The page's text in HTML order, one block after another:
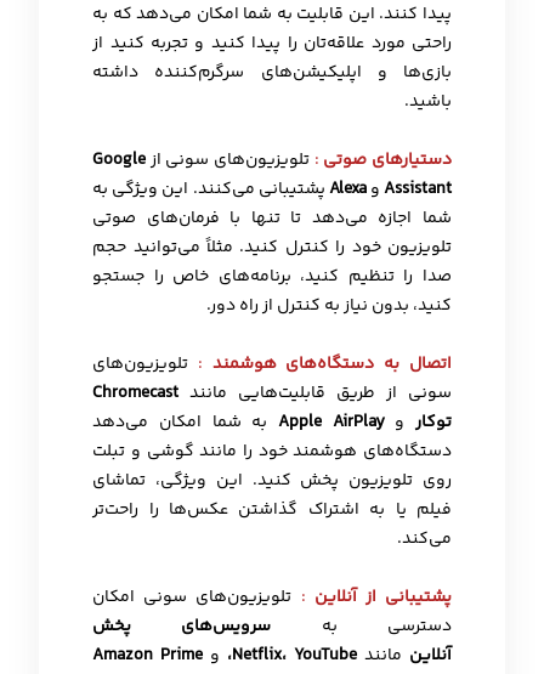
پیدا کنند. این قابلیت به شما امکان می‌دهد که به
راحتی مورد علاقه‌تان را پیدا کنید و تجربه کنید از
بازی‌ها و اپلیکیشن‌های سرگرم‌کننده داشته
باشید.
دستیارهای صوتی : تلویزیون‌های سونی ازGoogle
AssistantوAlexa
پشتیبانی می‌کنند. این ویژگی به
شما اجازه می‌دهد تا تنها با فرمان‌های صوتی
تلویزیون خود را کنترل کنید. مثلاً می‌توانید حجم
صدا را تنظیم کنید، برنامه‌های خاص را جستجو
کنید، بدون نیاز به کنترل از راه دور.
اتصال به دستگاه‌های هوشمند : تلویزیون‌های
سونی از طریق قابلیت‌هایی مانند Chromecast
توکارو Apple AirPlay
به شما امکان می‌دهد
دستگاه‌های هوشمند خود را مانند گوشی و تبلت
روی تلویزیون پخش کنید. این ویژگی، تماشای
فیلم یا به اشتراک گذاشتن عکس‌ها را راحت‌تر
می‌کند.
پشتیبانی از آنلاین : تلویزیون‌های سونی امکان
دسترسی به سرویس‌های پخش
آنلاین مانندNetflix، YouTube، و Amazon Prime